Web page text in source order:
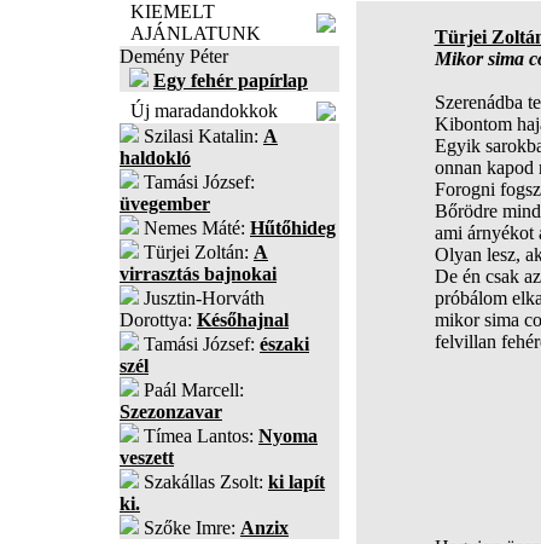
KIEMELT
AJÁNLATUNK
Demény Péter
Egy fehér papírlap
Új maradandokkok
Szilasi Katalin: A
haldokló
Tamási József:
üvegember
Nemes Máté: Hűtőhideg
Türjei Zoltán: A
virrasztás bajnokai
Jusztin-Horváth
Dorottya: Későhajnal
Tamási József: északi
szél
Paál Marcell:
Szezonzavar
Tímea Lantos: Nyoma
veszett
Szakállas Zsolt: ki lapít
ki.
Szőke Imre: Anzix
Türjei
Mikor sima
Szerenádba
Kibontom
Egyik
onnan kapod
Forogni
Bőrödre
ami árnyékot
Olyan lesz,
De én csak
próbálom
mikor sima
felvillan